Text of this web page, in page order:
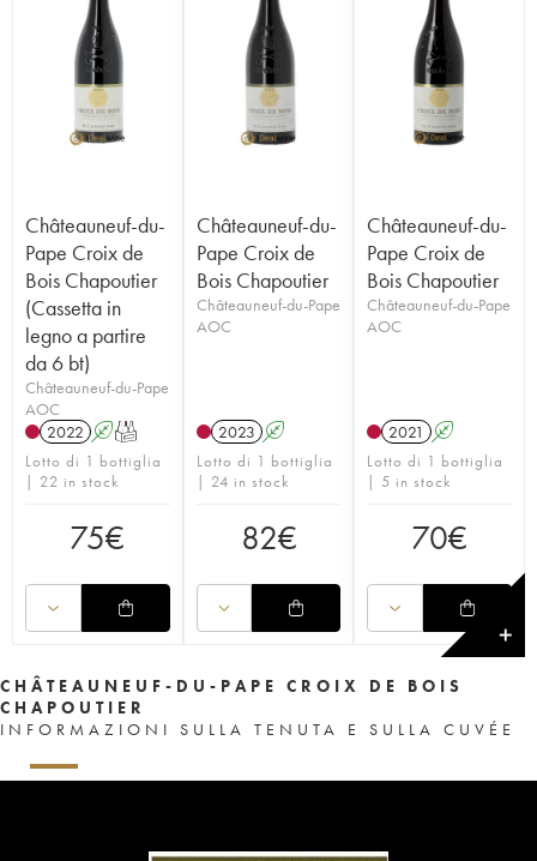
Châteauneuf-du-
Pape Croix de
Bois Chapoutier
(Cassetta in
legno a partire
da 6 bt)
Châteauneuf-du-Pape
AOC
2022 AT
Lotto di 1 bottiglia
| 22 in stock
75€
Châteauneuf-du-
Pape Croix de
Bois Chapoutier
Châteauneuf-du-Pape
AOC
2023 A
Lotto di 1 bottiglia
| 24 in stock
82€
Châteauneuf-du-
Pape Croix de
Bois Chapoutier
Châteauneuf-du-Pape
AOC
2021 A
Lotto di 1 bottiglia
| 5 in stock
70€
✕
CHÂTEAUNEUF-DU-PAPE CROIX DE BOIS
CHAPOUTIER
INFORMAZIONI SULLA TENUTA E SULLA CUVÉE